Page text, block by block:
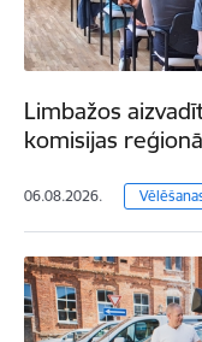
Limbažos
komisijas
06.08.2026.